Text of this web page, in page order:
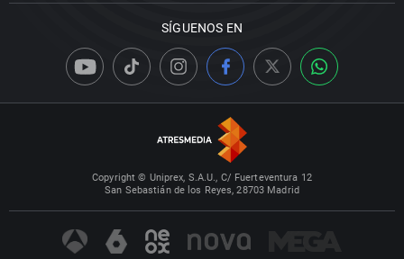
SÍGUENOS EN
Copyright © Uniprex, S.A.U., C/ Fuerteventura 12
San Sebastián de los Reyes, 28703 Madrid